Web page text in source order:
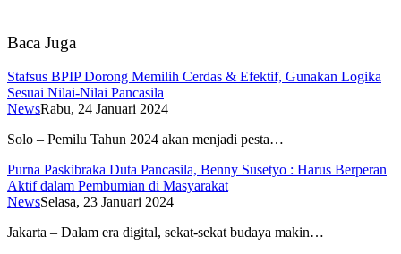
Baca Juga
Stafsus BPIP Dorong Memilih Cerdas & Efektif, Gunakan Logika
Sesuai Nilai-Nilai Pancasila
NewsRabu, 24 Januari 2024
Solo – Pemilu Tahun 2024 akan menjadi pesta…
Purna Paskibraka Duta Pancasila, Benny Susetyo : Harus Berperan
Aktif dalam Pembumian di Masyarakat
NewsSelasa, 23 Januari 2024
Jakarta – Dalam era digital, sekat-sekat budaya makin…